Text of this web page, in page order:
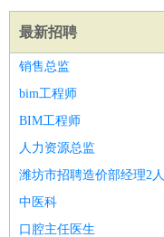
最新招聘
销售总监
bim工程师
BIM工程师
人力资源总监
潍坊市招聘造价部经理2人
中医科
口腔主任医生